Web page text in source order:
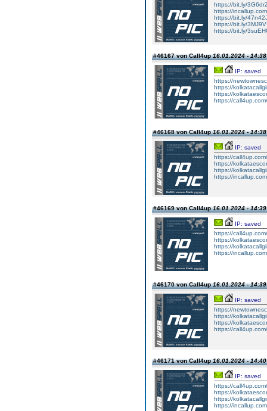
https://bit.ly/
https://
https://bit.ly/
https://bit.ly/
https://bit.ly/
#46167 von Call4up16.01.2024 - 14:38
IP: saved
https://
https://
https://
https://
#46168 von Call4up16.01.2024 - 14:38
IP: saved
https://call4up.com/
https://
https://
https://
#46169 von Call4up16.01.2024 - 14:39
IP: saved
https://call4up.com/
https://
https://
https://
#46170 von Call4up16.01.2024 - 14:39
IP: saved
https://
https://
https://
https://
#46171 von Call4up16.01.2024 - 14:40
IP: saved
https://call4up.com/
https://
https://
https://